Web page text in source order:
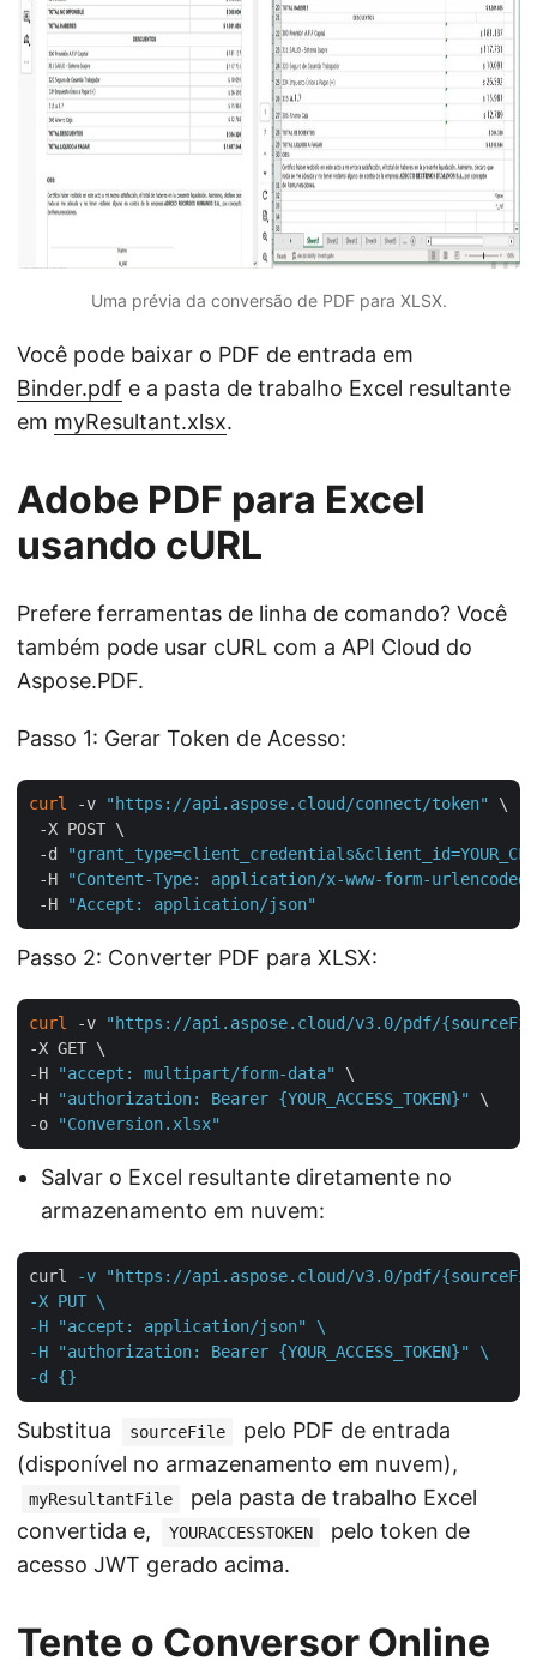
Uma prévia da conversão de PDF para XLSX.
Você pode baixar o PDF de entrada em
Binder.pdf e a pasta de trabalho Excel resultante
em myResultant.xlsx.
Adobe PDF para Excel
usando cURL
Prefere ferramentas de linha de comando? Você
também pode usar cURL com a API Cloud do
Aspose.PDF.
Passo 1: Gerar Token de Acesso:
curl -v "https://api.aspose.cloud/connect/token"
\
-X POST \
-d
-H
"Content-Type: application/x-www-form-urlencoded"
-H
"Accept: application/json"
Passo 2: Converter PDF para XLSX:
curl -v
"https://api.aspose.cloud/v3.0/pdf/
-X GET \
-H
"accept: multipart/form-data"
\
-H
"authorization: Bearer {YOUR_ACCESS_TOKEN}"
\
-o
"Conversion.xlsx"
Salvar o Excel resultante diretamente no
armazenamento em nuvem:
curl
-v "https://api.aspose.cloud/v3.0/pdf/{sourceFile}/
-X PUT \
-H "accept: application/json" \
-H "authorization: Bearer {YOUR_ACCESS_TOKEN}" \
-d {}
Substitua sourceFile
pelo PDF de entrada
(disponível no armazenamento em nuvem),
myResultantFile
pela pasta de trabalho Excel
convertida e,
YOURACCESSTOKEN
pelo token de
acesso JWT gerado acima.
Tente o Conversor Online